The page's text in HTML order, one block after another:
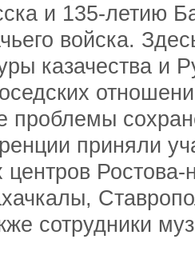
и 135-летию
войска.
казачества и
проблемы
приняли
центров
сотрудники